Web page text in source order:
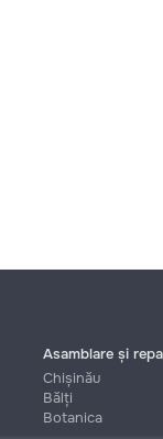
Asamblare și
Chișinău
Bălți
Botanica